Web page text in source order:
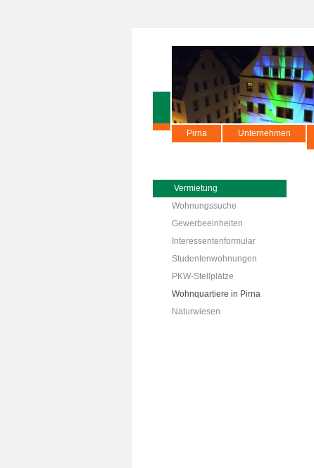
Pirna Unternehmen
Vermietung
Wohnungssuche
Gewerbeeinheiten
Interessentenformular
Studentenwohnungen
PKW-Stellplätze
Wohnquartiere in Pirna
Naturwiesen